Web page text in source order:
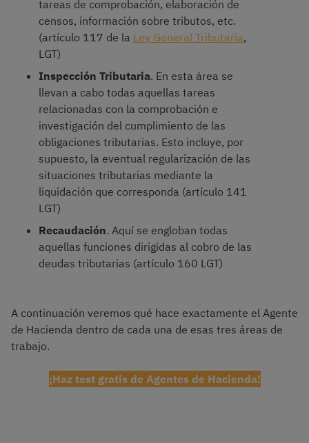
tareas de comprobación, elaboración de
censos, información sobre tributos, etc.
(artículo 117 de la Ley General Tributaria,
LGT)
Inspección Tributaria. En esta área se
llevan a cabo todas aquellas tareas
relacionadas con la comprobación e
investigación del cumplimiento de las
obligaciones tributarias. Esto incluye, por
supuesto, la eventual regularización de las
situaciones tributarias mediante la
liquidación que corresponda (artículo 141
LGT)
Recaudación. Aquí se engloban todas
aquellas funciones dirigidas al cobro de las
deudas tributarias (artículo 160 LGT)
A continuación veremos qué hace exactamente el Agente
de Hacienda dentro de cada una de esas tres áreas de
trabajo.
¡Haz test gratis de Agentes de Hacienda!